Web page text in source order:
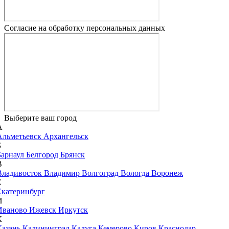
Согласие на обработку персональных данных
Выберите ваш город
Архангельск
Белгород Брянск
Владимир Волгоград Вологда Воронеж
Ижевск Иркутск